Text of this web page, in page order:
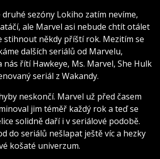
druhé sezóny Lokiho zatím nevíme,
ale Marvel asi nebude chtít otálet
stihnout někdy příští rok. Mezitím se
dalších seriálů od Marvelu,
řítí Hawkeye, Ms. Marvel, She Hulk
seriál z Wakandy.
neskončí. Marvel už před časem
jim téměř každý rok a teď se
solidně daří i v seriálové podobě.
do seriálů nešlapat ještě víc a hezky
košaté univerzum.